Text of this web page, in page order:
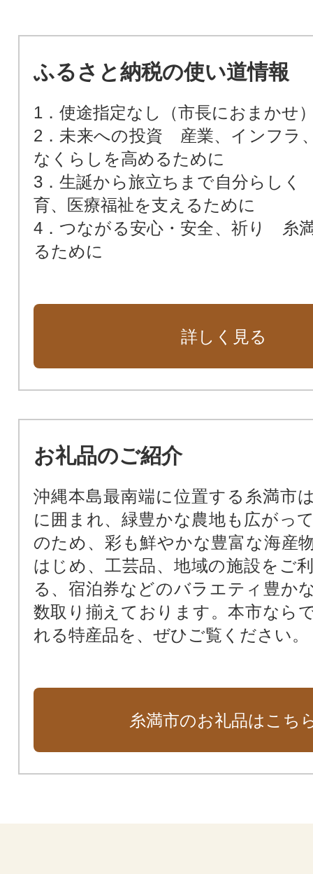
ふるさと納税の使い道情報
1．使途指定なし（市長におまかせ
2．未来への投資 産業、インフラ
なくらしを高めるために
3．生誕から旅立ちまで自分らし
育、医療福祉を支えるために
4．つながる安心・安全、祈り 糸
るために
詳しく見る
お礼品のご紹介
沖縄本島最南端に位置する糸満市
に囲まれ、緑豊かな農地も広がっ
のため、彩も鮮やかな豊富な海産
はじめ、工芸品、地域の施設をご
る、宿泊券などのバラエティ豊か
数取り揃えております。本市なら
れる特産品を、ぜひご覧ください。
糸満市のお礼品はこち